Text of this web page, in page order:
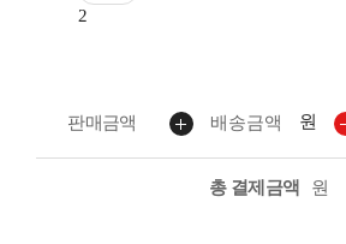
2
판매금액 배송금액 원
총 결제금액 원